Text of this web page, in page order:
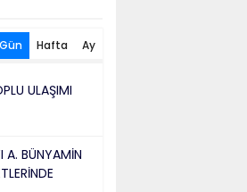
Gün Hafta Ay
ULAŞIMI
A. BÜNYAMİN